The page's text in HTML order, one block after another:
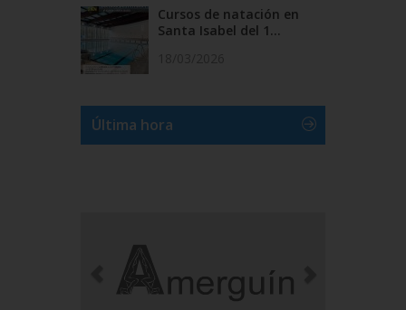
Cursos de natación en
Santa Isabel del 1...
Última hora